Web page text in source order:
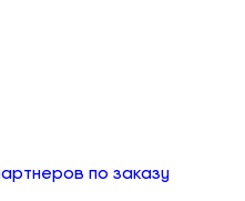
по заказу